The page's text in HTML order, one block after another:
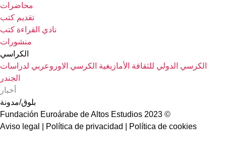
محاضرات
تقديم كتب
نادي القراءة كتب
منشورات
الكراسي
الكرسي الدولي للثقافة الأمازيغية الكرسي الاوروعربي لدراسات
الجندر
أخبار
بلوق/مدونة
© 2023 Fundación Euroárabe de Altos Estudios
Aviso legal | Política de privacidad | Política de cookies